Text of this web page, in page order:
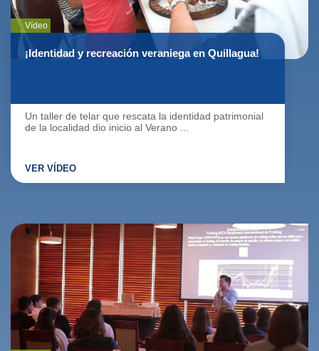
Vídeo
¡Identidad y recreación veraniega en Quillagua!
Un taller de telar que rescata la identidad patrimonial
de la localidad dio inicio al Verano ...
VER VÍDEO